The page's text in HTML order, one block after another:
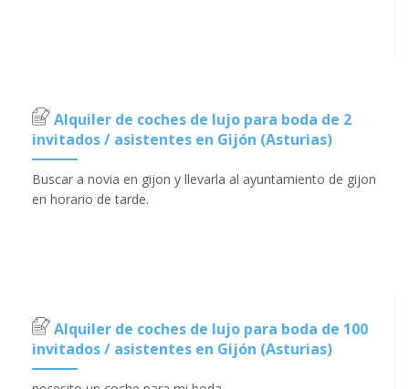
Alquiler de coches de lujo para boda de 2
invitados / asistentes en Gijón (Asturias)
Buscar a novia en gijon y llevarla al ayuntamiento de gijon
en horario de tarde.
Alquiler de coches de lujo para boda de 100
invitados / asistentes en Gijón (Asturias)